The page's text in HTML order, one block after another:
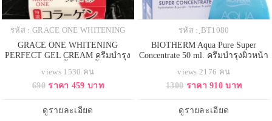
รหัส : GRACE ONE WHITENING
GRACE ONE WHITENING
PERFECT GEL CREAM ครีมบำรุง
กระจุดด่างดำ และลดความหมอง
คล้ำ
views 1530 คน
690 ราคา 459 บาท
ดูรายละเอียด
รหัส : ฺBT1080
BIOTHERM Aqua Pure Super
Concentrate 50 ml. ครีมบำรุงผิวหน้า
ความมัน อันเป็นสาเหตุของการเกิด
สิว ด้วยส่วนผสมของซาลิไซลิก แอ
ไม่มันวาว
views 2176 คน
1300 ราคา 910 บาท
ดูรายละเอียด